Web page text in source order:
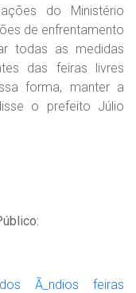
do Ministério
de enfrentamento
todas as medidas
das feiras livres
forma, manter a
o prefeito Júlio
Ã_ndios feiras